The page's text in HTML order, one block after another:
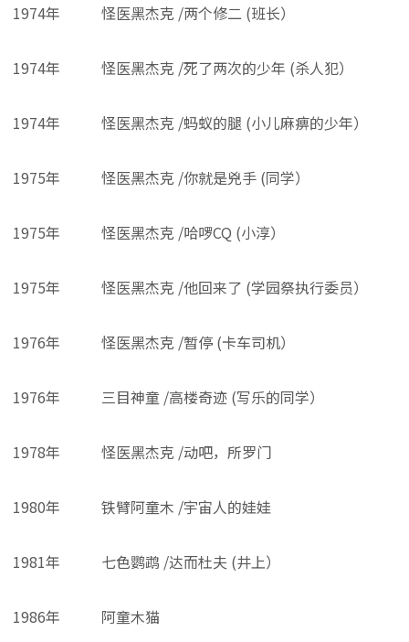
1974年 怪医黑杰克 /两个修二 (班长）
1974年 怪医黑杰克 /死了两次的少年 (杀人犯）
1974年 怪医黑杰克 /蚂蚁的腿 (小儿麻痹的少年）
1975年 怪医黑杰克 /你就是兇手 (同学）
1975年 怪医黑杰克 /哈啰CQ (小淳）
1975年 怪医黑杰克 /他回来了 (学园祭执行委员）
1976年 怪医黑杰克 /暂停 (卡车司机）
1976年 三目神童 /高楼奇迹 (写乐的同学）
1978年 怪医黑杰克 /动吧，所罗门
1980年 铁臂阿童木 /宇宙人的娃娃
1981年 七色鹦鹉 /达而杜夫 (井上）
1986年 阿童木猫